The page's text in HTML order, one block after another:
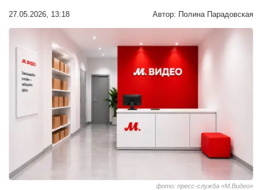
27.05.2026, 13:18 Автор: Полина Парадовская
фото: пресс-служба «М.Видео»